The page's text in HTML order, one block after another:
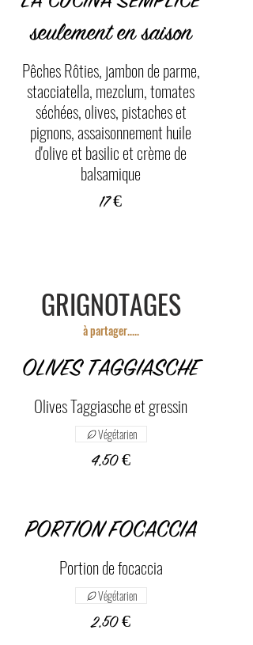
seulement en saison
Pêches Rôties, jambon de parme,
stacciatella, mezclum, tomates
séchées, olives, pistaches et
pignons, assaisonnement huile
d'olive et basilic et crème de
balsamique
17 €
GRIGNOTAGES
à partager.....
OLIVES TAGGIASCHE
Olives Taggiasche et gressin
4,50 €
Végétarien
PORTION FOCACCIA
Portion de focaccia
2,50 €
Végétarien